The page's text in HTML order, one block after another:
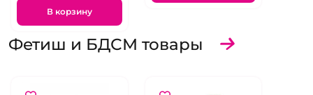
В корзину
Фетиш и БДСМ товары